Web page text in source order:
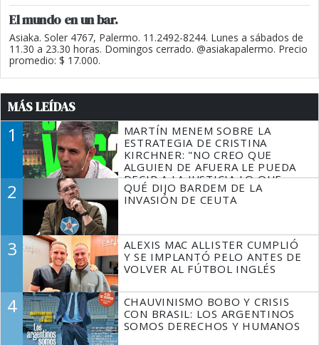
El mundo en un bar.
Asiaka. Soler 4767, Palermo. 11.2492-8244. Lunes a sábados de
11.30 a 23.30 horas. Domingos cerrado. @asiakapalermo. Precio
promedio: $ 17.000.
MÁS LEÍDAS
1
MARTÍN MENEM SOBRE LA
ESTRATEGIA DE CRISTINA
KIRCHNER: "NO CREO QUE
ALGUIEN DE AFUERA LE PUEDA
DECIR A LA JUSTICIA LO QUE
TIENE QUE HACER"
2
QUÉ DIJO BARDEM DE LA
INVASIÓN DE CEUTA
3
ALEXIS MAC ALLISTER CUMPLIÓ
Y SE IMPLANTÓ PELO ANTES DE
VOLVER AL FÚTBOL INGLÉS
4
CHAUVINISMO BOBO Y CRISIS
CON BRASIL: LOS ARGENTINOS
SOMOS DERECHOS Y HUMANOS